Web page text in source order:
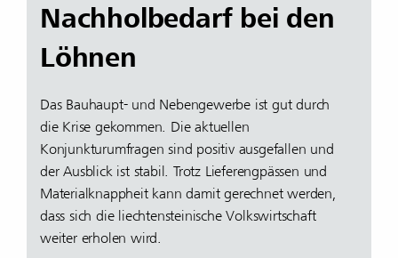
Nachholbedarf bei den
Löhnen
Das Bauhaupt- und Nebengewerbe ist gut durch
die Krise gekommen. Die aktuellen
Konjunkturumfragen sind positiv ausgefallen und
der Ausblick ist stabil. Trotz Lieferengpässen und
Materialknappheit kann damit gerechnet werden,
dass sich die liechtensteinische Volkswirtschaft
weiter erholen wird.